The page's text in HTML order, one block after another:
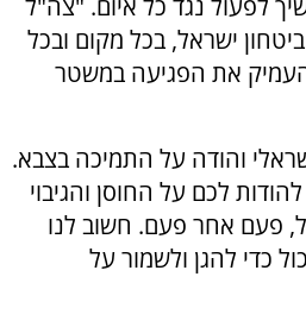
לפעול נגד כל איום. "צה"ל
ישראל, בכל מקום ובכל
את הפגיעה במשטר
והודה על התמיכה בצבא.
לכם על החוסן והגיבוי
פעם אחר פעם. חשוב לנו
כדי להגן ולשמור על